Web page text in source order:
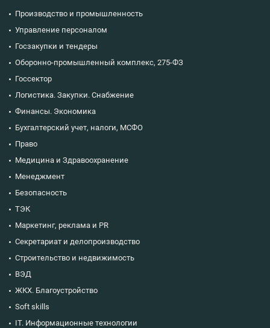
Производство и промышленность
Управление персоналом
Госзакупки и тендеры
Оборонно-промышленный комплекс, 275-ФЗ
Госсектор
Логистика. Закупки. Снабжение
Финансы. Экономика
Бухгалтерский учет, налоги, МСФО
Право
Медицина и Здравоохранение
Менеджмент
Безопасность
ТЭК
Маркетинг, реклама и PR
Секретариат и делопроизводство
Строительство и недвижимость
ВЭД
ЖКХ. Благоустройство
Soft skills
IT. Информационные технологии